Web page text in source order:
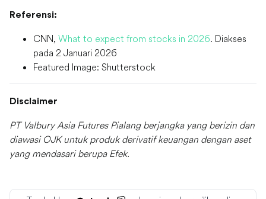
Referensi:
CNN, What to expect from stocks in 2026. Diakses
pada 2 Januari 2026
Featured Image: Shutterstock
Disclaimer
PT Valbury Asia Futures Pialang berjangka yang berizin dan
diawasi OJK untuk produk derivatif keuangan dengan aset
yang mendasari berupa Efek.